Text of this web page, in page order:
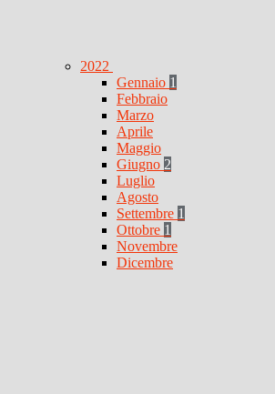
2022
Gennaio 1
Febbraio
Marzo
Aprile
Maggio
Giugno 2
Luglio
Agosto
Settembre 1
Ottobre 1
Novembre
Dicembre